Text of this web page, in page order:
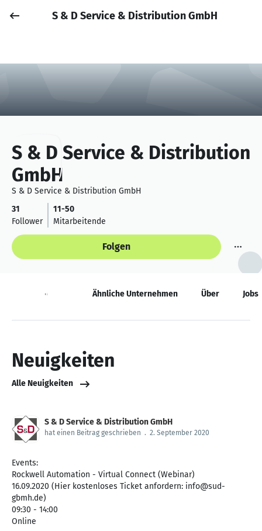
Anmelden
Job posten
S & D Service & Distribution GmbH
S & D Service & Distribution
GmbH
S & D Service & Distribution GmbH
31
Follower
11-50
Mitarbeitende
Folgen
Neuigkeiten Ähnliche Unternehmen Über Jobs
Neuigkeiten
Alle Neuigkeiten
S & D Service & Distribution GmbH
hat einen Beitrag geschrieben . 2. September 2020
Events:
Rockwell Automation - Virtual Connect (Webinar)
16.09.2020 (Hier kostenloses Ticket anfordern: info@sud-
gbmh.de)
09:30 - 14:00
Online